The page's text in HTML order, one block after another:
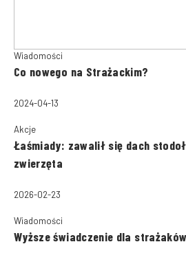
Wiadomości
Co nowego na Strażackim?
2024-04-13
Akcje
Łaśmiady: zawalił się dach
zwierzęta
2026-02-23
Wiadomości
Wyższe świadczenie dla strażaków